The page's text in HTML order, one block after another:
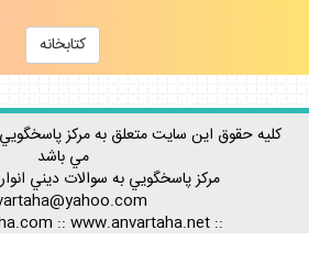
كتابخانه
كليه حقوق اين سايت متعلق به مركز پاسخگويي
مي باشد
مركز پاسخگويي به سوالات ديني
:: www.anvartaha.net::